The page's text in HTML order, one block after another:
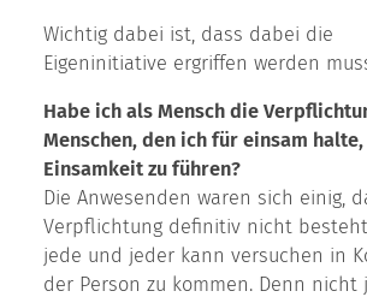
Wichtig dabei ist, dass dabei die
Eigeninitiative ergriffen werden
Habe ich als Mensch die
Menschen, den ich für einsam
Einsamkeit zu führen?
Die Anwesenden waren sich einig,
Verpflichtung definitiv nicht
jede und jeder kann versuchen in
der Person zu kommen. Denn nicht